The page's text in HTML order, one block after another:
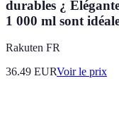
durables ¿
1 000 ml sont
Rakuten FR
36.49 EURVoir le prix